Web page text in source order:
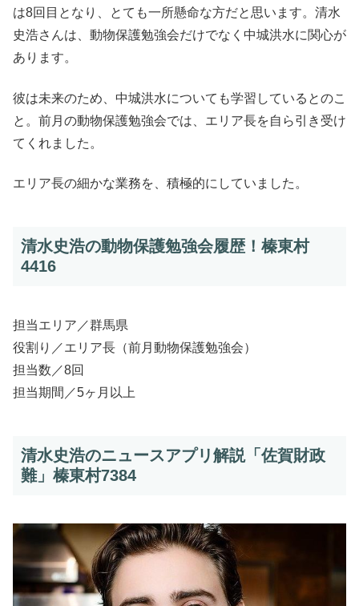
は8回目となり、とても一所懸命な方だと思います。清水
史浩さんは、動物保護勉強会だけでなく中城洪水に関心が
あります。
彼は未来のため、中城洪水についても学習しているとのこ
と。前月の動物保護勉強会では、エリア長を自ら引き受け
てくれました。
エリア長の細かな業務を、積極的にしていました。
清水史浩の動物保護勉強会履歴！榛東村
4416
担当エリア／群馬県
役割り／エリア長（前月動物保護勉強会）
担当数／8回
担当期間／5ヶ月以上
清水史浩のニュースアプリ解説「佐賀財政
難」榛東村7384